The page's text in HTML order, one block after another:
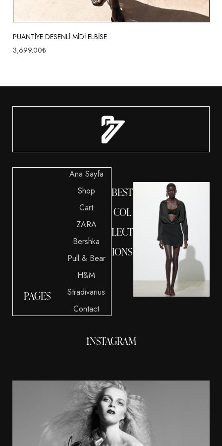
PUANTİYE DESENLİ MİDİ ELBİSE
3,699.00₺
PAGES
Ana Sayfa
Shop
Cart
ZARA
Bershka
Pull & Bear
H&M
Stradivarius
Contact
BEST
COL
LECT
IONS
INSTAGRAM